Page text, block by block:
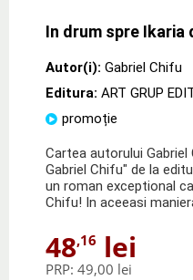
In drum spre Ikaria
Autor(i): Gabriel Chifu
Editura: ART GRUP
promoție
Cartea autorului Gabriel
Gabriel Chifu" de la
un roman exceptional
Chifu! In aceeasi
48,16 lei
PRP: 49,00 lei